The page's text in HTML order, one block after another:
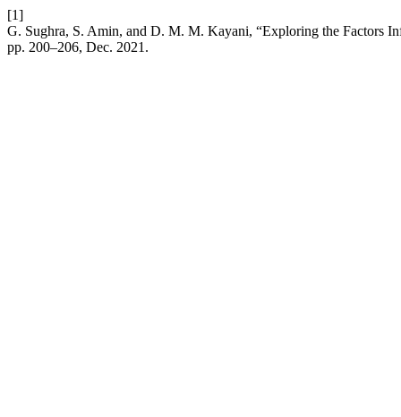
[1]
G. Sughra, S. Amin, and D. M. M. Kayani, “Exploring the Factors
pp. 200–206, Dec. 2021.